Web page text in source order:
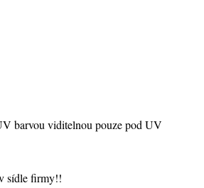
barvou viditelnou pouze pod UV
sídle firmy!!